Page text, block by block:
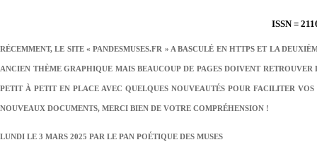
ISSN =
RÉCEMMENT, LE SITE « PANDESMUSES.FR » A BASCULÉ EN HTTPS ET LA
ANCIEN THÈME GRAPHIQUE MAIS BEAUCOUP DE PAGES DOIVENT
PETIT À PETIT EN PLACE AVEC QUELQUES NOUVEAUTÉS POUR FACILITER
NOUVEAUX DOCUMENTS, MERCI BIEN DE VOTRE COMPRÉHENSION !
LUNDI LE 3 MARS 2025 PAR LE PAN POÉTIQUE DES MUSES